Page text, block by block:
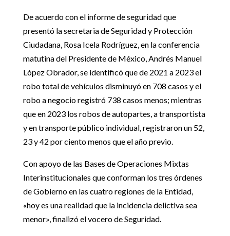
De acuerdo con el informe de seguridad que
presentó la secretaria de Seguridad y Protección
Ciudadana, Rosa Icela Rodríguez, en la conferencia
matutina del Presidente de México, Andrés Manuel
López Obrador, se identificó que de 2021 a 2023 el
robo total de vehículos disminuyó en 708 casos y el
robo a negocio registró 738 casos menos; mientras
que en 2023 los robos de autopartes, a transportista
y en transporte público individual, registraron un 52,
23 y 42 por ciento menos que el año previo.
Con apoyo de las Bases de Operaciones Mixtas
Interinstitucionales que conforman los tres órdenes
de Gobierno en las cuatro regiones de la Entidad,
«hoy es una realidad que la incidencia delictiva sea
menor», finalizó el vocero de Seguridad.